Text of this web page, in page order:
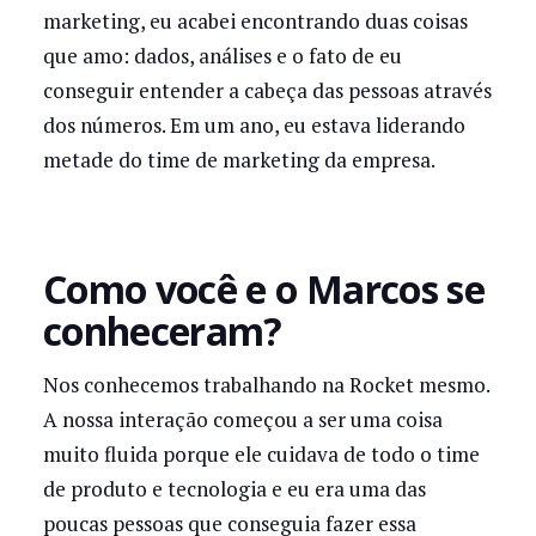
marketing, eu acabei encontrando duas coisas
que amo: dados, análises e o fato de eu
conseguir entender a cabeça das pessoas através
dos números. Em um ano, eu estava liderando
metade do time de marketing da empresa.
Como você e o Marcos se
conheceram?
Nos conhecemos trabalhando na Rocket mesmo.
A nossa interação começou a ser uma coisa
muito fluida porque ele cuidava de todo o time
de produto e tecnologia e eu era uma das
poucas pessoas que conseguia fazer essa